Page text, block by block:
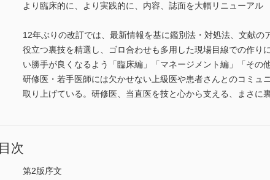
より臨床的に、より実践的に、内容、誌面を大幅リニューアル
12年ぶりの改訂では、最新情報を基に鑑別法・対処法、文献
役立つ裏技を精選し、ゴロ合わせも多用した現場目線での作
い勝手が良くなるよう「臨床編」「マネージメント編」「その
研修医・若手医師には欠かせない上級医や患者さんとのコミュ
取り上げている。研修医、当直医を技と心から支える、まさに
目次
第2版序文